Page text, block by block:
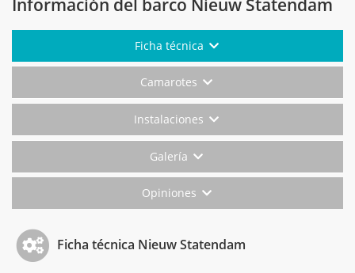
Información del barco Nieuw Statendam
Ficha técnica
Camarotes
Instalaciones
Galería
Opiniones
Ficha técnica Nieuw Statendam